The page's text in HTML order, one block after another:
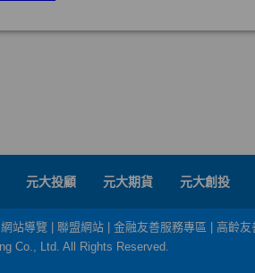
元大投顧 元大期貨 元大創投
網站導覽 聯盟網站 金融友善服務專區 高齡友
Co., Ltd. All Rights Reserved.